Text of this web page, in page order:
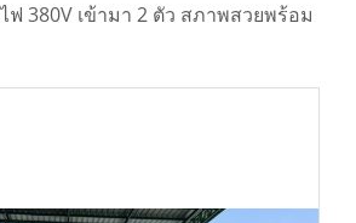
ฟ 380V เข้ามา 2 ตัว สภาพสวยพร้อม